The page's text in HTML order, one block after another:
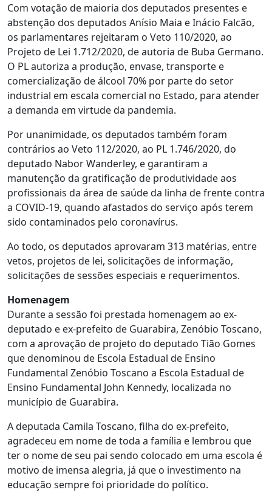
Com votação de maioria dos deputados presentes e
abstenção dos deputados Anísio Maia e Inácio Falcão,
os parlamentares rejeitaram o Veto 110/2020, ao
Projeto de Lei 1.712/2020, de autoria de Buba Germano.
O PL autoriza a produção, envase, transporte e
comercialização de álcool 70% por parte do setor
industrial em escala comercial no Estado, para atender
a demanda em virtude da pandemia.
Por unanimidade, os deputados também foram
contrários ao Veto 112/2020, ao PL 1.746/2020, do
deputado Nabor Wanderley, e garantiram a
manutenção da gratificação de produtividade aos
profissionais da área de saúde da linha de frente contra
a COVID-19, quando afastados do serviço após terem
sido contaminados pelo coronavírus.
Ao todo, os deputados aprovaram 313 matérias, entre
vetos, projetos de lei, solicitações de informação,
solicitações de sessões especiais e requerimentos.
Homenagem
Durante a sessão foi prestada homenagem ao ex-
deputado e ex-prefeito de Guarabira, Zenóbio Toscano,
com a aprovação de projeto do deputado Tião Gomes
que denominou de Escola Estadual de Ensino
Fundamental Zenóbio Toscano a Escola Estadual de
Ensino Fundamental John Kennedy, localizada no
município de Guarabira.
A deputada Camila Toscano, filha do ex-prefeito,
agradeceu em nome de toda a família e lembrou que
ter o nome de seu pai sendo colocado em uma escola é
motivo de imensa alegria, já que o investimento na
educação sempre foi prioridade do político.